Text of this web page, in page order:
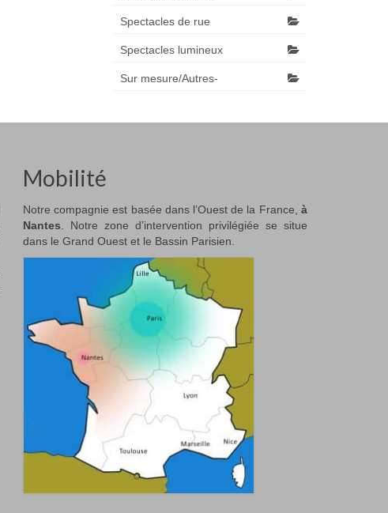
Spectacles de rue
Spectacles lumineux
Sur mesure/Autres-
Mobilité
Notre compagnie est basée dans l’Ouest de la France, à
Nantes . Notre zone d’intervention privilégiée se situe
dans le Grand Ouest et le Bassin Parisien.